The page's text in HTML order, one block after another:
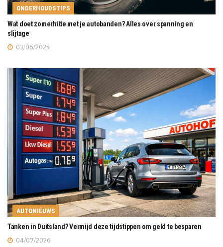
ONDERHOUDSTIPS
Wat doet zomerhitte met je autobanden? Alles over spanning en
slijtage
03/06/2025
AUTONIEUWS
Tanken in Duitsland? Vermijd deze tijdstippen om geld te besparen
04/07/2026